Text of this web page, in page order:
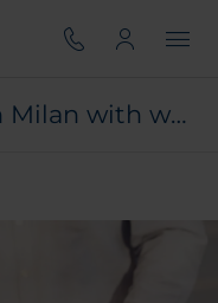
Private e-bike tour in Milan with welcome drink